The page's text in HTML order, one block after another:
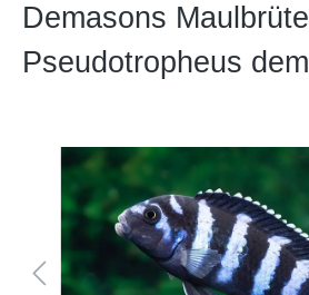
Demasons
Pseudotropheus
Bildergalerie überspringen